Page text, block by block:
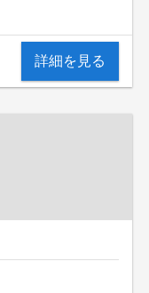
詳細を見る